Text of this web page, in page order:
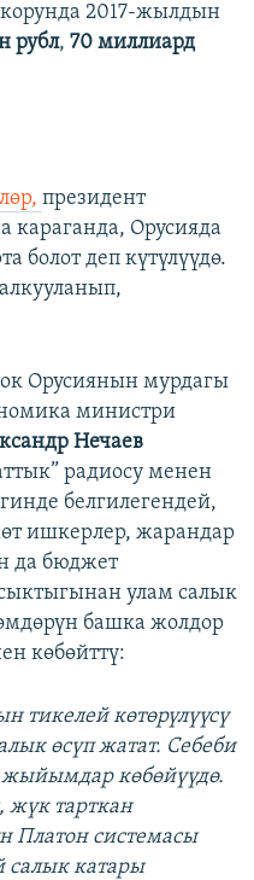
2017-жылдын
рубл, 70 миллиард
президент
Орусияда
болот деп күтүлүүдө.
Орусиянын мурдагы
министри
Нечаев
радиосу менен
белгилегендей,
ишкерлер, жарандар
да бюджет
улам салык
башка жолдор
көбөйттү:
тикелей көтөрүлүүсү
өсүп жатат. Себеби
жыйымдар көбөйүүдө.
тарткан
Платон системасы
салык катары